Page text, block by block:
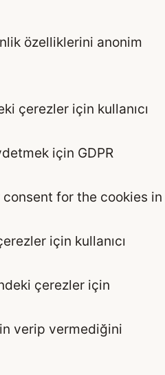
özelliklerini anonim
çerezler için kullanıcı
için GDPR
for the cookies in
için kullanıcı
çerezler için
verip vermediğini